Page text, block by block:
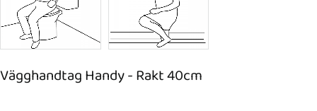
Vägghandtag Handy - Rakt 40cm